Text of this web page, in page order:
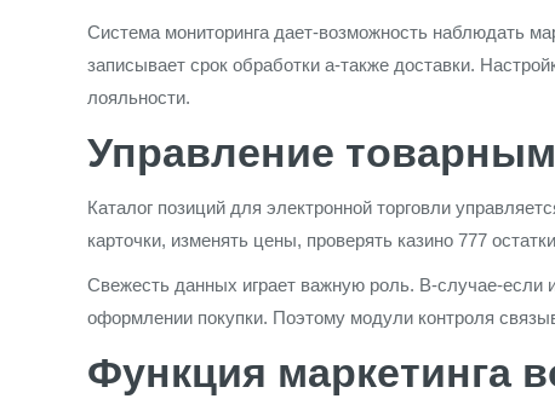
Система мониторинга дает-возможность наблюдать
записывает срок обработки а-также доставки.
лояльности.
Управление
Каталог позиций для электронной торговли
карточки, изменять цены, проверять казино 777
Свежесть данных играет важную роль. В-случае-если
оформлении покупки. Поэтому модули контроля
Функция маркетинга